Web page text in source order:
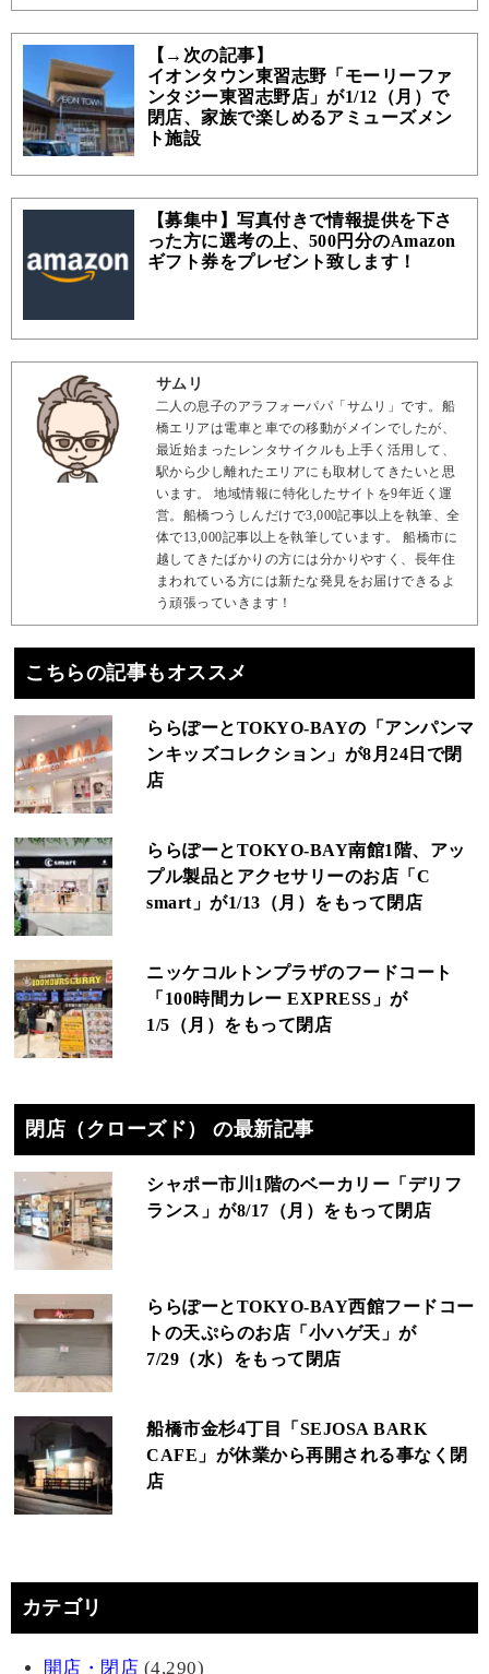
【→次の記事】
イオンタウン東習志野「モーリーファ
ンタジー東習志野店」が1/12（月）で
閉店、家族で楽しめるアミューズメン
ト施設
【募集中】写真付きで情報提供を下さ
った方に選考の上、500円分のAmazon
ギフト券をプレゼント致します！
サムリ
二人の息子のアラフォーパパ「サムリ」です。船
橋エリアは電車と車での移動がメインでしたが、
最近始まったレンタサイクルも上手く活用して、
駅から少し離れたエリアにも取材してきたいと思
います。 地域情報に特化したサイトを9年近く運
営。船橋つうしんだけで3,000記事以上を執筆、全
体で13,000記事以上を執筆しています。 船橋市に
越してきたばかりの方には分かりやすく、長年住
まわれている方には新たな発見をお届けできるよ
う頑張っていきます！
こちらの記事もオススメ
ららぽーとTOKYO-BAYの「アンパンマ
ンキッズコレクション」が8月24日で閉
店
ららぽーとTOKYO‐BAY南館1階、アッ
プル製品とアクセサリーのお店「C
smart」が1/13（月）をもって閉店
ニッケコルトンプラザのフードコート
「100時間カレー EXPRESS」が
1/5（月）をもって閉店
閉店（クローズド） の最新記事
シャポー市川1階のベーカリー「デリフ
ランス」が8/17（月）をもって閉店
ららぽーとTOKYO‐BAY西館フードコー
トの天ぷらのお店「小ハゲ天」が
7/29（水）をもって閉店
船橋市金杉4丁目「SEJOSA BARK
CAFE」が休業から再開される事なく閉
店
カテゴリ
開店・閉店 (4,290)